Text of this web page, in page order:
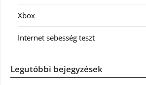
Xbox
Internet sebesség teszt
Legutóbbi bejegyzések